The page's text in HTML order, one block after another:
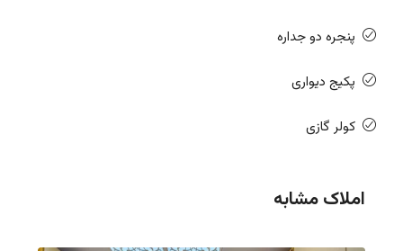
پنجره دو جداره
پکیج دیواری
کولر گازی
املاک مشابه